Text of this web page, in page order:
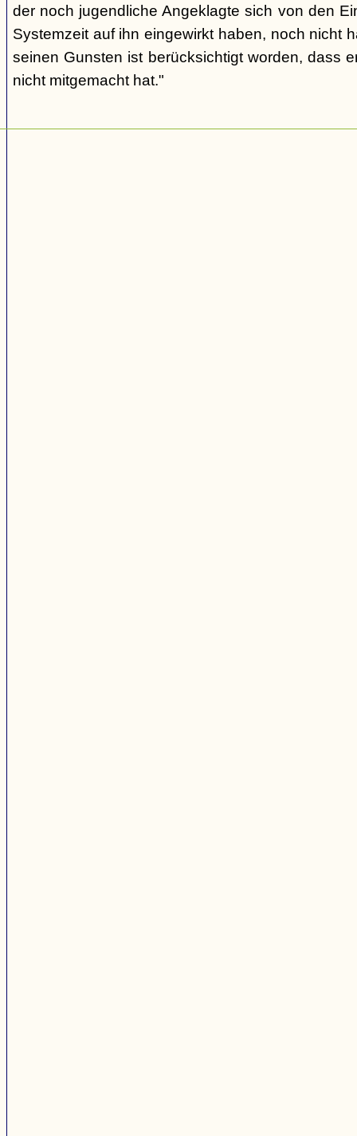
der noch jugendliche Angeklagte sich von den
Systemzeit auf ihn eingewirkt haben, noch nicht
seinen Gunsten ist berücksichtigt worden, dass
nicht mitgemacht hat."